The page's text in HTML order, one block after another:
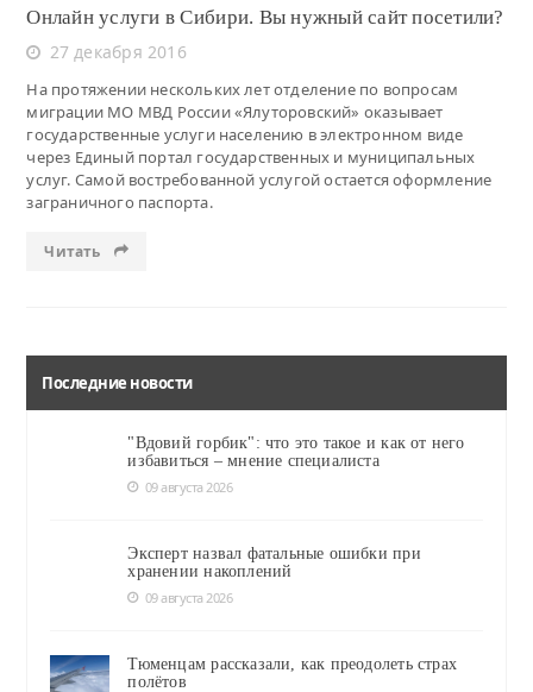
Онлайн услуги в Сибири. Вы нужный сайт посетили?
27 декабря 2016
На протяжении нескольких лет отделение по вопросам
миграции МО МВД России «Ялуторовский» оказывает
государственные услуги населению в электронном виде
через Единый портал государственных и муниципальных
услуг. Самой востребованной услугой остается оформление
заграничного паспорта.
Читать
Последние новости
"Вдовий горбик": что это такое и как от него
избавиться – мнение специалиста
09 августа 2026
Эксперт назвал фатальные ошибки при
хранении накоплений
09 августа 2026
Тюменцам рассказали, как преодолеть страх
полётов